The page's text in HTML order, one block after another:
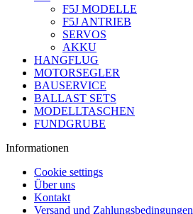
F5J MODELLE
F5J ANTRIEB
SERVOS
AKKU
HANGFLUG
MOTORSEGLER
BAUSERVICE
BALLAST SETS
MODELLTASCHEN
FUNDGRUBE
Informationen
Cookie settings
Über uns
Kontakt
Versand und Zahlungsbedingungen